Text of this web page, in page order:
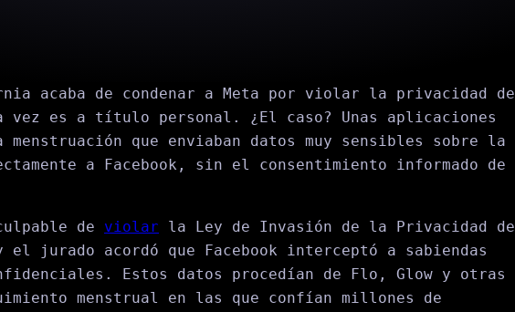
acaba de condenar a Meta por violar la privacidad de
es a título personal. ¿El caso? Unas aplicaciones
menstruación que enviaban datos muy sensibles sobre la
a Facebook, sin el consentimiento informado de
de violar la Ley de Invasión de la Privacidad de
jurado acordó que Facebook interceptó a sabiendas
Estos datos procedían de Flo, Glow y otras
menstrual en las que confían millones de